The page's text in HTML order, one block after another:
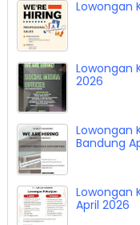
Lowongan
Lowongan
2026
Lowongan
Bandung
Lowongan
April 2026